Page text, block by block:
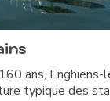
ans, Enghiens-
typique des